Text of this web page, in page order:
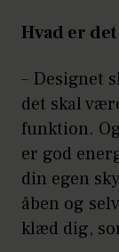
Hvad er
– Designet
det skal
funktion.
er god
din egen
åben og
klæd dig,